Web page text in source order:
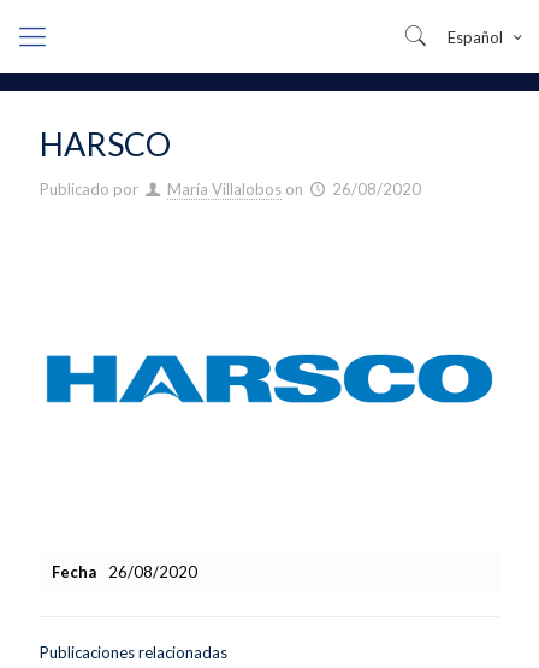
Español
HARSCO
Publicado por María Villalobos on 26/08/2020
Fecha 26/08/2020
Publicaciones relacionadas